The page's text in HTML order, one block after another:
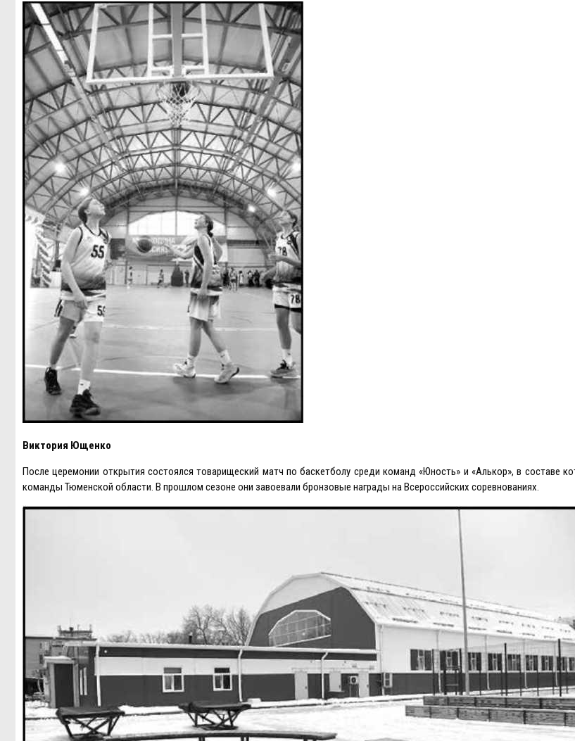
Виктория Ющенко
После церемонии открытия состоялся товарищеский матч по баскетболу среди команд «Юность» и «Алькор», в составе
команды Тюменской области. В прошлом сезоне они завоевали бронзовые награды на Всероссийских соревнованиях.